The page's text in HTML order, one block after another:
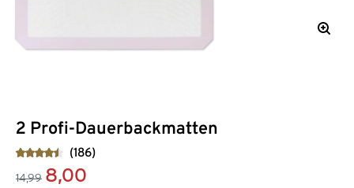
2 Profi-Dauerbackmatten
(186)
14,99 8,00